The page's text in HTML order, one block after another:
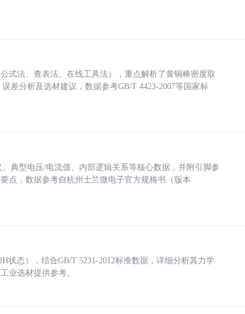
式法、查表法、在线工具法），重点解析了黄铜棒密度取
差分析及选材建议，数据参考GB/T 4423-2007等国家标
典型电压/电流值、内部逻辑关系等核心数据，并附引脚参
点，数据参考自杭州士兰微电子官方规格书（版本
状态），结合GB/T 5231-2012标准数据，详细分析其力学
业选材提供参考。